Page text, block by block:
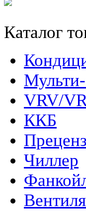
Каталог
VRV/
ККБ
Чиллер